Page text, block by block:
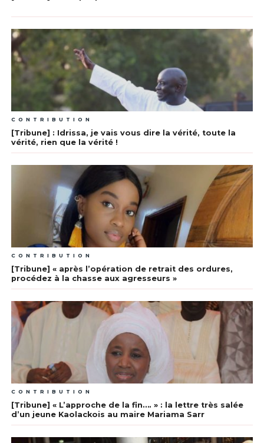
CONTRIBUTION
[Tribune] : Idrissa, je vais vous dire la vérité, toute la
vérité, rien que la vérité !
CONTRIBUTION
[Tribune] « après l’opération de retrait des ordures,
procédez à la chasse aux agresseurs »
CONTRIBUTION
[Tribune] « L’approche de la fin…. » : la lettre très salée
d’un jeune Kaolackois au maire Mariama Sarr